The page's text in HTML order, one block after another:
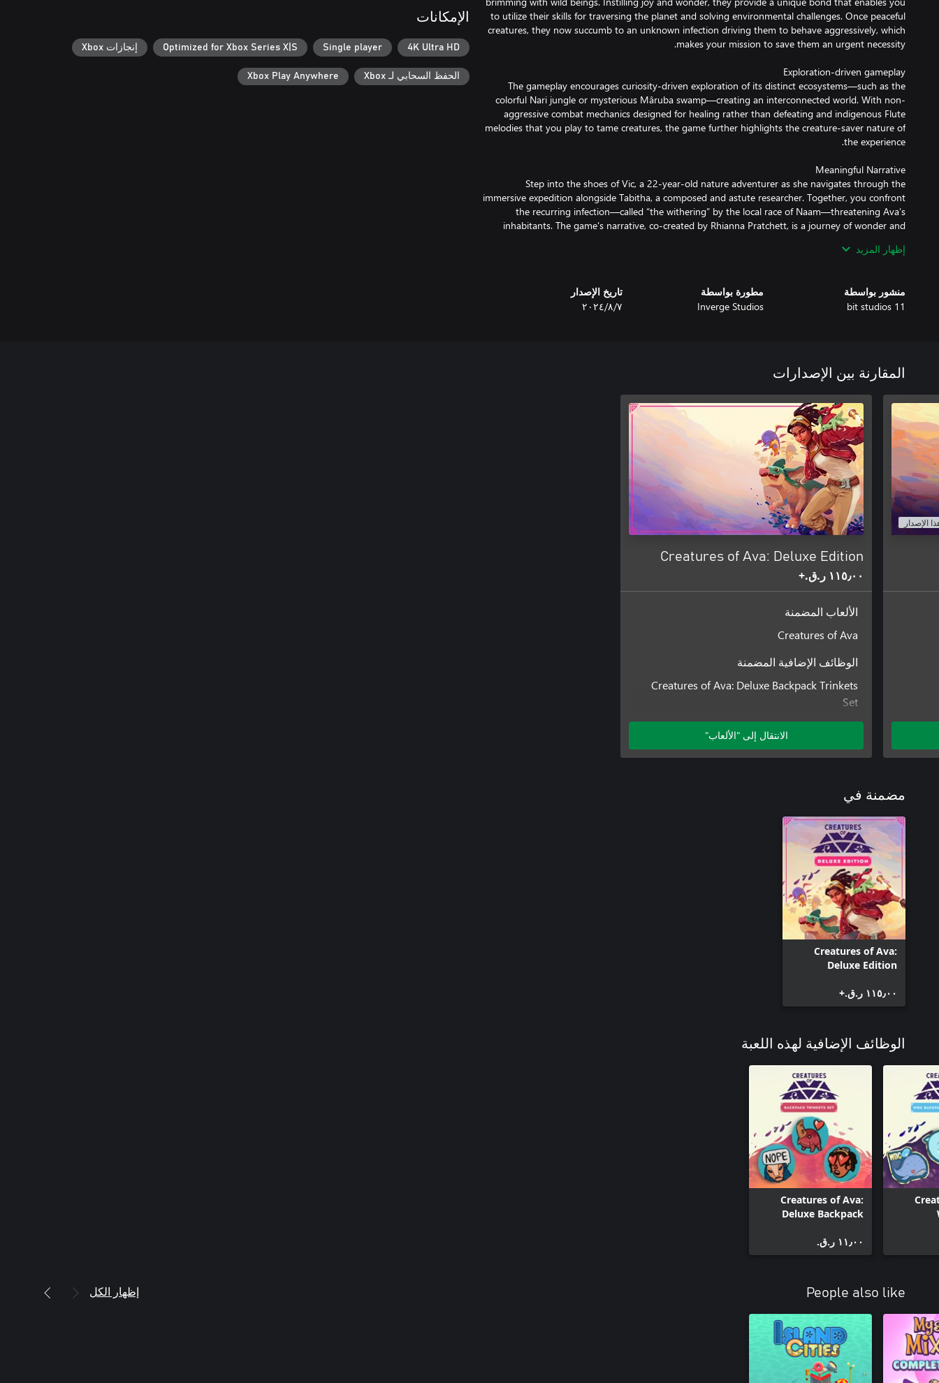
to utilize their skills for traversing the planet and solving environmental challenges. Once peaceful
creatures, they now succumb to an unknown infection driving them to behave aggressively, which
The gameplay encourages curiosity-driven exploration of its distinct ecosystems—such as the
colorful Nari jungle or mysterious Mâruba swamp—creating an interconnected world. With non-
aggressive combat mechanics designed for healing rather than defeating and indigenous Flute
melodies that you play to tame creatures, the game further highlights the creature-saver nature of
Step into the shoes of Vic, a 22-year-old nature adventurer as she navigates through the
immersive expedition alongside Tabitha, a composed and astute researcher. Together, you confront
the recurring infection—called “the withering” by the local race of Naam—threatening Ava’s
inhabitants. The game's narrative, co-created by Rhianna Pratchett, is a journey of wonder and
creatures that play a vital role in the planet’s natural balance. It goes beyond traditional creature-
related genres, offering a deeper understanding and connection with the things you’ll encounter on
After all, can you save something you don't understand?
إظهار المزيد
منشور بواسطة
11 bit studios
مطورة بواسطة
Inverge Studios
تاريخ الإصدار
٧‏/٨‏/٢٠٢٤
الإمكانات
4K Ultra HD
Single player
Optimized for Xbox Series X|S إنجازات Xbox
الحفظ السحابي لـ Xbox Xbox Play Anywhere
المقارنة بين الإصدارات
الإصدار
Creatures of Ava: Deluxe Edition
١١٥٫٠٠ ر.ق.‏+
الألعاب المضمنة
Creatures of Ava
الوظائف الإضافية المضمنة
Creatures of Ava: Deluxe Backpack Trinkets
Set
Creatures of Ava: WDC Charity Backpack
الانتقال إلى "الألعاب"
مضمنة في
Creatures of Ava:
Deluxe Edition
١١٥٫٠٠ ر.ق.‏+
الوظائف الإضافية لهذه اللعبة
Creatures of Ava:
Deluxe Backpack
١١٫٠٠ ر.ق.‏
People also like إظهار الكل